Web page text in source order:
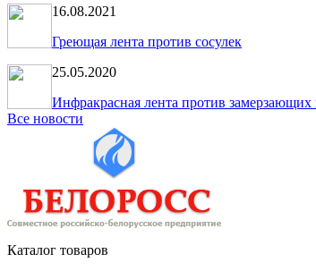
16.08.2021
Греющая лента против сосулек
25.05.2020
Инфракрасная лента против
Все новости
Каталог товаров